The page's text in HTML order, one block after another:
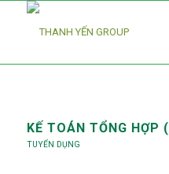
KẾ TOÁN TỔNG HỢP
TUYỂN DỤNG